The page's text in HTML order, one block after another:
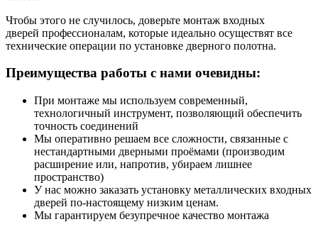
Чтобы этого не случилось, доверьте монтаж входных
дверей профессионалам, которые идеально осуществят все
технические операции по установке дверного полотна.
Преимущества работы с нами очевидны:
При монтаже мы используем современный,
технологичный инструмент, позволяющий обеспечить
точность соединений
Мы оперативно решаем все сложности, связанные с
нестандартными дверными проёмами (производим
расширение или, напротив, убираем лишнее
пространство)
У нас можно заказать установку металлических входных
дверей по-настоящему низким ценам.
Мы гарантируем безупречное качество монтажа